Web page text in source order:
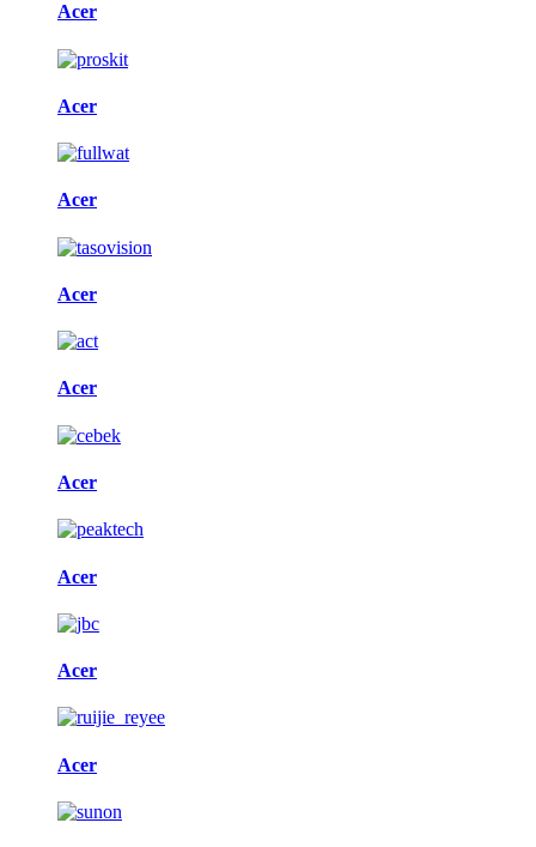
Acer
Acer
Acer
Acer
Acer
Acer
Acer
Acer
Acer